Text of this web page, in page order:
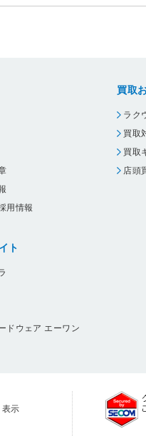
用情報
ト
ドウェア エーワン
買取
ラク
買取
買取
店頭
示